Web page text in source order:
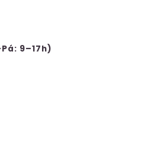
v
ý
9–17h)